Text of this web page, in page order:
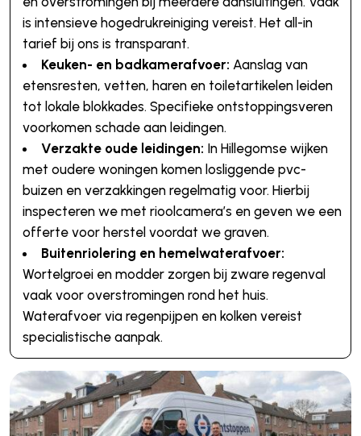
is intensieve hogedrukreiniging vereist. Het all-in
tarief bij ons is transparant.
Keuken- en badkamerafvoer: Aanslag van
etensresten, vetten, haren en toiletartikelen leiden
tot lokale blokkades. Specifieke ontstoppingsveren
voorkomen schade aan leidingen.
Verzakte oude leidingen: In Hillegomse wijken
met oudere woningen komen losliggende pvc-
buizen en verzakkingen regelmatig voor. Hierbij
inspecteren we met rioolcamera’s en geven we een
offerte voor herstel voordat we graven.
Buitenriolering en hemelwaterafvoer:
Wortelgroei en modder zorgen bij zware regenval
vaak voor overstromingen rond het huis.
Waterafvoer via regenpijpen en kolken vereist
specialistische aanpak.